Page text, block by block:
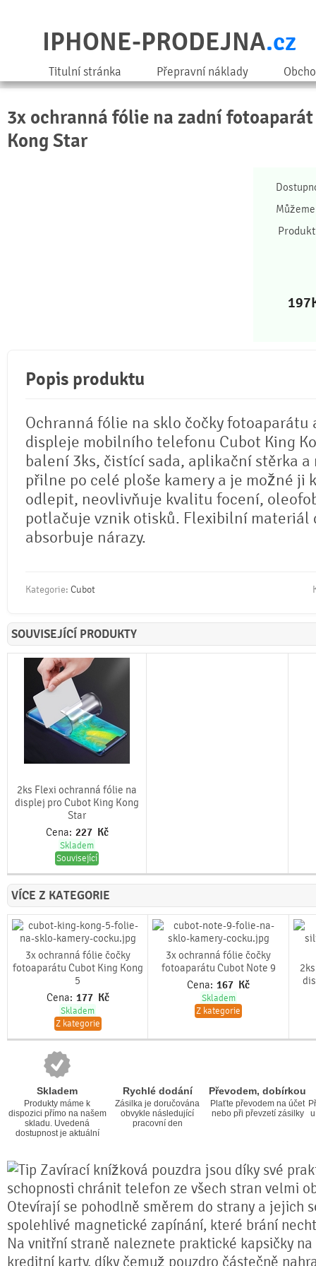
IPHONE-PRODEJNA.cz
Titulní stránka Přepravní náklady
3x ochranná fólie na zadní
Kong Star
197
Popis produktu
Ochranná fólie na sklo čočky fotoaparátu
displeje mobilního telefonu Cubot King
balení 3ks, čistící sada, aplikační stěrka a
přilne po celé ploše kamery a je možné ji
odlepit, neovlivňuje kvalitu focení,
potlačuje vznik otisků. Flexibilní materiál
absorbuje nárazy.
Kategorie: Cubot
SOUVISEJÍCÍ PRODUKTY
2ks Flexi ochranná fólie na
displej pro Cubot King Kong
Star
Cena: 227 Kč
Skladem
Související
VÍCE Z KATEGORIE
3x ochranná fólie čočky
fotoaparátu Cubot King Kong
5
Cena: 177 Kč
Skladem
Z kategorie
3x ochranná fólie čočky
fotoaparátu Cubot Note 9
Cena: 167 Kč
Skladem
Z kategorie
Skladem
Produkty máme k
dispozici přímo na našem
skladu. Uvedená
dostupnost je aktuální
Rychlé dodání
Zásilka je doručována
obvykle následující
pracovní den
Převodem, dobírkou
Plaťte převodem na účet
nebo při převzetí zásilky
Zavírací knížková pouzdra jsou díky své
schopnosti chránit telefon ze všech stran velmi
Otevírají se pohodlně směrem do strany a jejich
spolehlivé magnetické zapínání, které brání
Na vnitřní straně naleznete praktické kapsičky na
kreditní karty, díky čemuž pouzdro částečně